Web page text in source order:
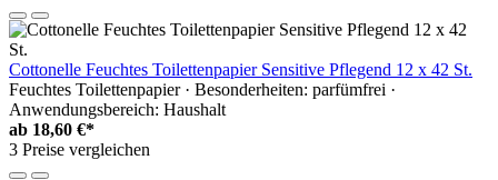
Cottonelle Feuchtes Toilettenpapier Sensitive Pflegend 12 x 42 St.
Feuchtes Toilettenpapier · Besonderheiten: parfümfrei ·
Anwendungsbereich: Haushalt
ab 18,60 €*
3 Preise vergleichen